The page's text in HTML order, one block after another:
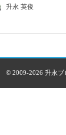
升永 英俊
© 2009-2026 升永ブ